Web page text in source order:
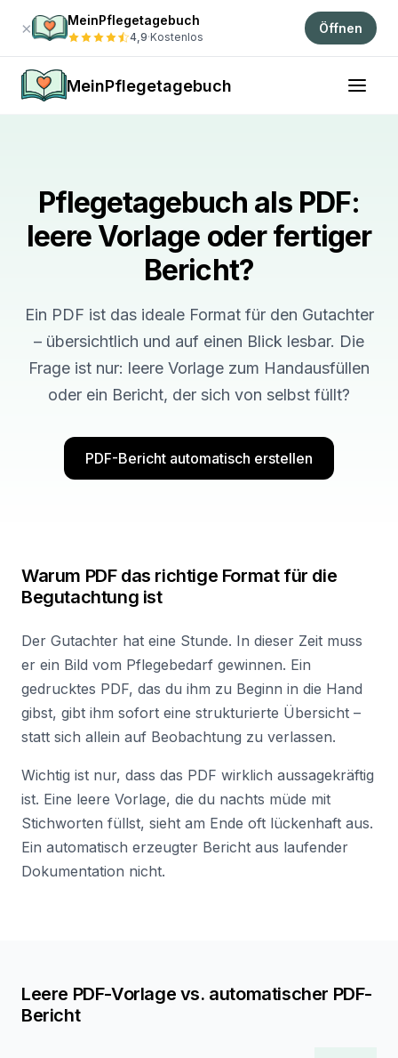
× MeinPflegetagebuch
4,9·Kostenlos
Öffnen
MeinPflegetagebuch
Pflegetagebuch als PDF:
leere Vorlage oder fertiger
Bericht?
Ein PDF ist das ideale Format für den Gutachter
– übersichtlich und auf einen Blick lesbar. Die
Frage ist nur: leere Vorlage zum Handausfüllen
oder ein Bericht, der sich von selbst füllt?
PDF-Bericht automatisch erstellen
Warum PDF das richtige Format für die
Begutachtung ist
Der Gutachter hat eine Stunde. In dieser Zeit muss
er ein Bild vom Pflegebedarf gewinnen. Ein
gedrucktes PDF, das du ihm zu Beginn in die Hand
gibst, gibt ihm sofort eine strukturierte Übersicht –
statt sich allein auf Beobachtung zu verlassen.
Wichtig ist nur, dass das PDF wirklich aussagekräftig
ist. Eine leere Vorlage, die du nachts müde mit
Stichworten füllst, sieht am Ende oft lückenhaft aus.
Ein automatisch erzeugter Bericht aus laufender
Dokumentation nicht.
Leere PDF-Vorlage vs. automatischer PDF-
Bericht